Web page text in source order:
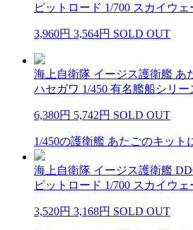
ピットロード 1/700 スカイウ
3,960円 3,564円 SOLD OUT
海上自衛隊 イージス護衛艦 あ
ハセガワ 1/450 有名艦船シリー
6,380円 5,742円 SOLD OUT
1/450の護衛艦 あたごのキッ
海上自衛隊 イージス護衛艦
ピットロード 1/700 スカイウ
3,520円 3,168円 SOLD OUT